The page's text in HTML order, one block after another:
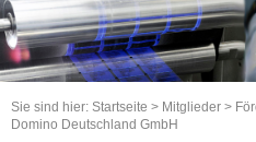
Sie sind hier: Startseite > Mitglieder >
Domino Deutschland GmbH